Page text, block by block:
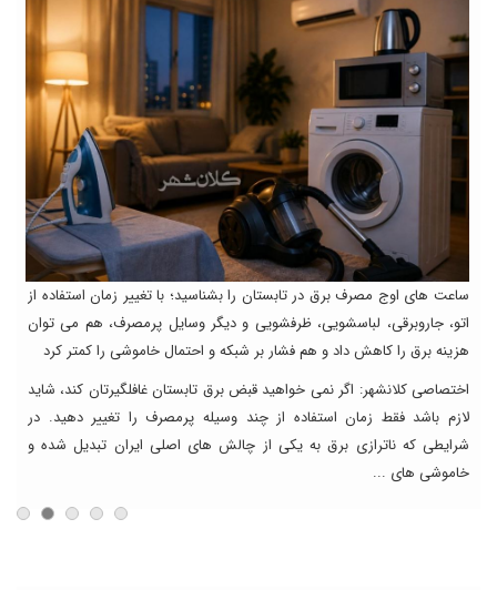
ساعت های اوج مصرف برق در تابستان را بشناسید؛ با تغییر زمان استفاده از
اتو، جاروبرقی، لباسشویی، ظرفشویی و دیگر وسایل پرمصرف، هم می توان
هزینه برق را کاهش داد و هم فشار بر شبکه و احتمال خاموشی را کمتر کرد
اختصاصی کلانشهر: اگر نمی خواهید قبض برق تابستان غافلگیرتان کند، شاید
لازم باشد فقط زمان استفاده از چند وسیله پرمصرف را تغییر دهید. در
شرایطی که ناترازی برق به یکی از چالش های اصلی ایران تبدیل شده و
خاموشی های ...